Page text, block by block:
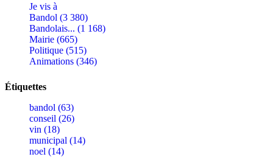
Je vis à
Bandol (3 380)
Bandolais... (1 168)
Mairie (665)
Politique (515)
Animations (346)
Étiquettes
bandol (63)
conseil (26)
vin (18)
municipal (14)
noel (14)